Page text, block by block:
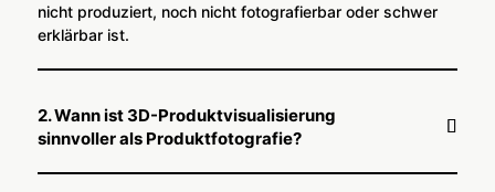
nicht pro­du­ziert, noch nicht foto­gra­fier­bar oder schwer
erklär­bar ist.
2. Wann ist 3D-Produktvisualisierung
sinnvoller als Produktfotografie?